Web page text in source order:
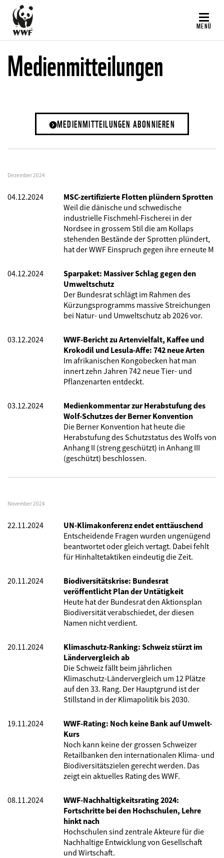
Direkt
zum
Inhalt
MENÜ
Medienmitteilungen
MEDIENMITTEILUNGEN ABONNIEREN
Dezember 2024
04.12.2024
MSC-zertifizierte Flotten plündern Sprotten
Weil die dänische und schwedische
industrielle Fischmehl-Fischerei in der
Nordsee in grossem Stil die am Kollaps
stehenden Bestände der Sprotten plündert,
hat der WWF Einspruch gegen ihre erneute M
04.12.2024
Sparpaket: Massiver Schlag gegen den
Umweltschutz
Der Bundesrat schlägt im Rahmen des
Kürzungsprogramms massive Streichungen
bei Natur- und Umweltschutz ab 2026 vor.
03.12.2024
WWF-Bericht zu Artenvielfalt, Kaffee und
Krokodil und Lesula-Affe: 742 neue Arten
Im afrikanischen Kongobecken hat man
innert zehn Jahren 742 neue Tier- und
Pflanzenarten entdeckt.
03.12.2024
Medienkommentar zur Herabstufung des
Wolf-Schutzes der Berner Konvention
Die Berner Konvention hat heute die
Herabstufung des Schutzstatus des Wolfs von
Anhang II (streng geschützt) in Anhang III
(geschützt) beschlossen.
November 2024
22.11.2024
UN-Klimakonferenz endet enttäuschend
Entscheidende Fragen wurden ungenügend
beantwortet oder gleich vertagt. Dabei fehlt
für Hinhaltetaktiken eindeutig die Zeit.
20.11.2024
Biodiversitätskrise: Bundesrat
veröffentlicht Plan der Untätigkeit
Heute hat der Bundesrat den Aktionsplan
Biodiversität verabschiedet, der diesen
Namen nicht verdient.
20.11.2024
Klimaschutz-Ranking: Schweiz stürzt im
Ländervergleich ab
Die Schweiz fällt beim jährlichen
Klimaschutz-Ländervergleich um 12 Plätze
auf den 33. Rang. Der Hauptgrund ist der
Stillstand in der Klimapolitik bis 2030.
19.11.2024
WWF-Rating: Noch keine Bank auf Umwelt-
Kurs
Noch kann keine der grossen Schweizer
Retailbanken den internationalen Klima- und
Biodiversitätszielen gerecht werden. Das
zeigt ein aktuelles Rating des WWF.
08.11.2024
WWF-Nachhaltigkeitsrating 2024:
Fortschritte bei den Hochschulen, Lehre
hinkt nach
Hochschulen sind zentrale Akteure für die
Nachhaltige Entwicklung von Gesellschaft
und Wirtschaft.